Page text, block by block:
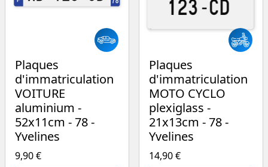
Plaques
d'immatriculation
VOITURE
aluminium -
52x11cm - 78 -
Yvelines
9,90 €
Plaques
d'immatriculation
MOTO CYCLO
plexiglass -
21x13cm - 78 -
Yvelines
14,90 €